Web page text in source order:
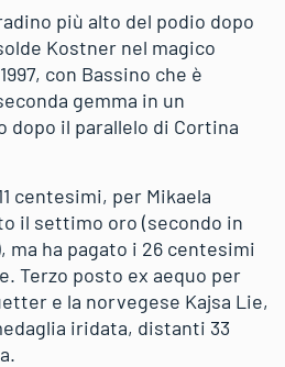
più alto del podio dopo
Kostner nel magico
con Bassino che è
gemma in un
dopo il parallelo di Cortina
centesimi, per Mikaela
il settimo oro (secondo in
ma ha pagato i 26 centesimi
Terzo posto ex aequo per
e la norvegese Kajsa Lie,
iridata, distanti 33